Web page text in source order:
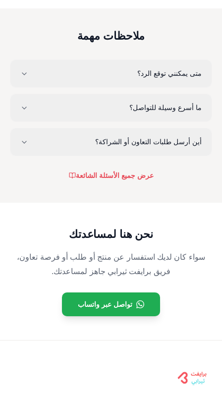
ملاحظات مهمة
متى يمكنني توقع الرد؟
ما أسرع وسيلة للتواصل؟
أين أرسل طلبات التعاون أو الشراكة؟
عرض جميع الأسئلة الشائعة
نحن هنا لمساعدتك
سواء كان لديك استفسار عن منتج أو طلب أو فرصة تعاون،
فريق برايفت ثيرابي جاهز لمساعدتك.
تواصل عبر واتساب